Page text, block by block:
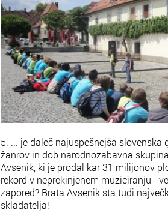
5. ... je daleč najuspešnejša slovenska
žanrov in dob narodnozabavna
Avsenik, ki je prodal kar 31 milijonov
rekord v neprekinjenem muziciranju -
zapored? Brata Avsenik sta tudi
skladatelja!